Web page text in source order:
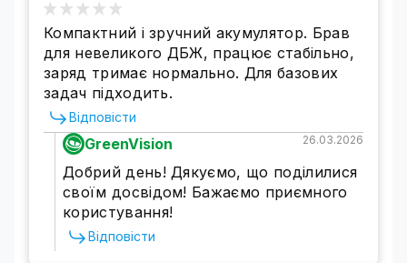
Компактний і зручний акумулятор. Брав
для невеликого ДБЖ, працює стабільно,
заряд тримає нормально. Для базових
задач підходить.
Відповісти
GreenVision 26.03.2026
Добрий день! Дякуємо, що поділилися
своїм досвідом! Бажаємо приємного
користування!
Відповісти